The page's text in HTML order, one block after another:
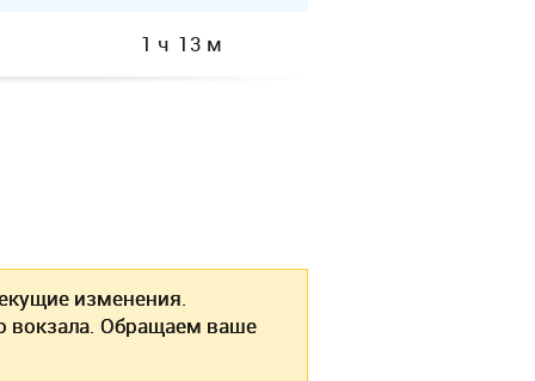
1 ч 13 м
изменения.
вокзала. Обращаем ваше